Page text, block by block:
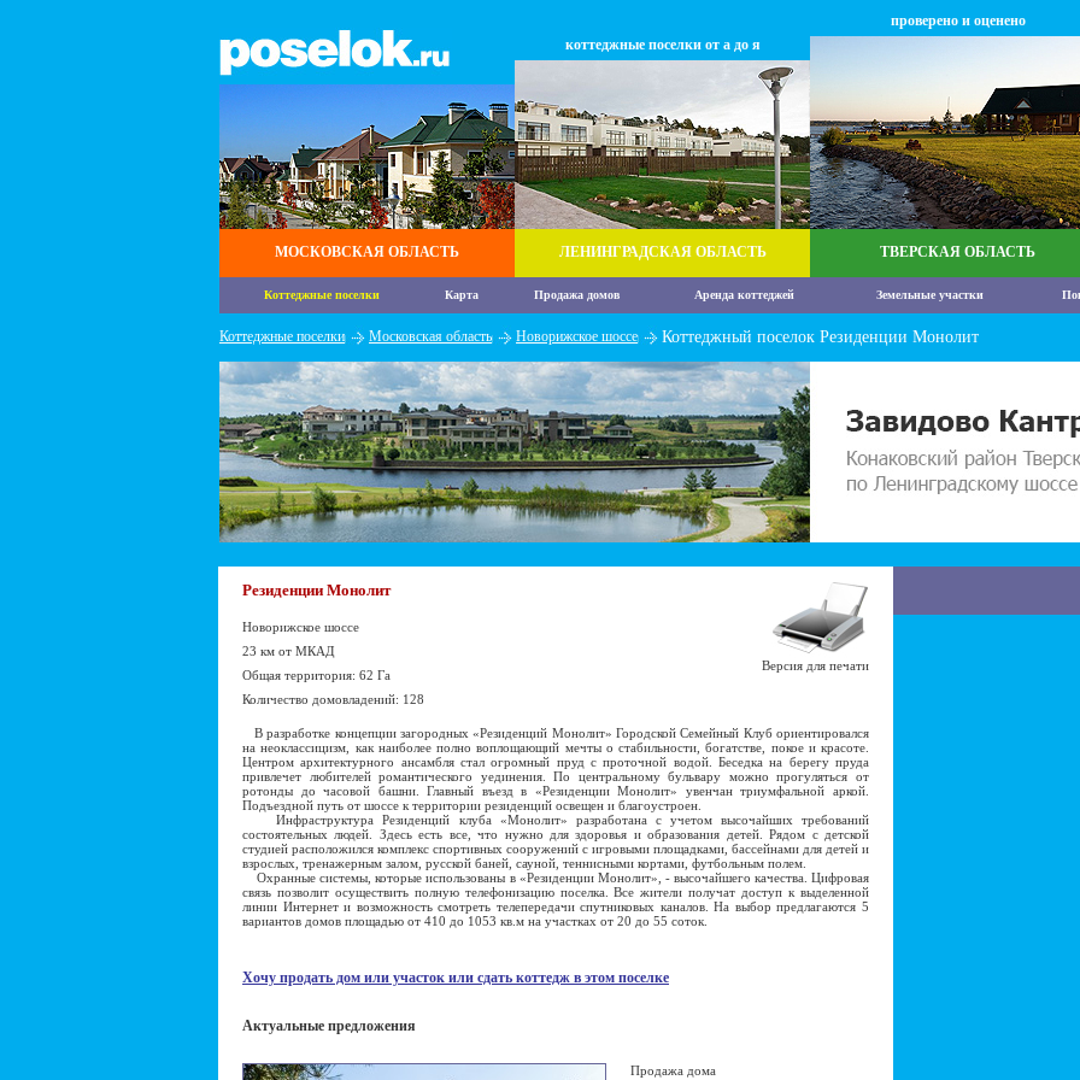
МОСКОВСКАЯ ОБЛАСТЬ
коттеджные поселки от а до я
ЛЕНИНГРАДСКАЯ ОБЛАСТЬ
проверено и оценено
ТВЕРСКАЯ ОБЛАСТЬ
Коттеджные поселки Карта Продажа домов Аренда коттеджей Земельные участки
Коттеджные поселки Московская область Новорижское шоссе Коттеджный поселок Резиденции Монолит
Резиденции Монолит
Новорижское шоссе
23 км от МКАД
Общая территория: 62 Га
Количество домовладений: 128
Версия для печати
В разработке концепции загородных «Резиденций Монолит» Городской Семейный Клуб ориентировался
на неоклассицизм, как наиболее полно воплощающий мечты о стабильности, богатстве, покое и красоте.
Центром архитектурного ансамбля стал огромный пруд с проточной водой. Беседка на берегу пруда
привлечет любителей романтического уединения. По центральному бульвару можно прогуляться от
ротонды до часовой башни. Главный въезд в «Резиденции Монолит» увенчан триумфальной аркой.
Подъездной путь от шоссе к территории резиденций освещен и благоустроен.
Инфраструктура Резиденций клуба «Монолит» разработана с учетом высочайших требований
состоятельных людей. Здесь есть все, что нужно для здоровья и образования детей. Рядом с детской
студией расположился комплекс спортивных сооружений с игровыми площадками, бассейнами для детей и
взрослых, тренажерным залом, русской баней, сауной, теннисными кортами, футбольным полем.
Охранные системы, которые использованы в «Резиденции Монолит», - высочайшего качества. Цифровая
связь позволит осуществить полную телефонизацию поселка. Все жители получат доступ к выделенной
линии Интернет и возможность смотреть телепередачи спутниковых каналов. На выбор предлагаются 5
вариантов домов площадью от 410 до 1053 кв.м на участках от 20 до 55 соток.
Хочу продать дом или участок или сдать коттедж в этом поселке
Актуальные предложения
Продажа дома